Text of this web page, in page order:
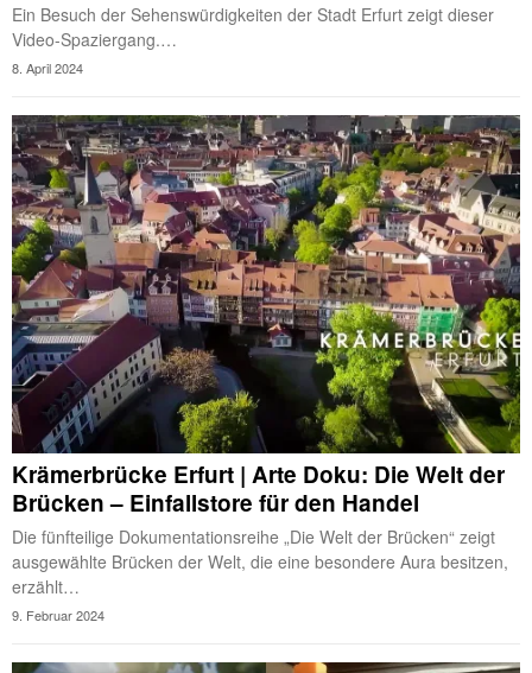
Ein Besuch der Sehenswürdigkeiten der Stadt Erfurt zeigt dieser
Video-Spaziergang.…
8. April 2024
Krämerbrücke Erfurt | Arte Doku: Die Welt der
Brücken – Einfallstore für den Handel
Die fünfteilige Dokumentationsreihe „Die Welt der Brücken“ zeigt
ausgewählte Brücken der Welt, die eine besondere Aura besitzen,
erzählt…
9. Februar 2024